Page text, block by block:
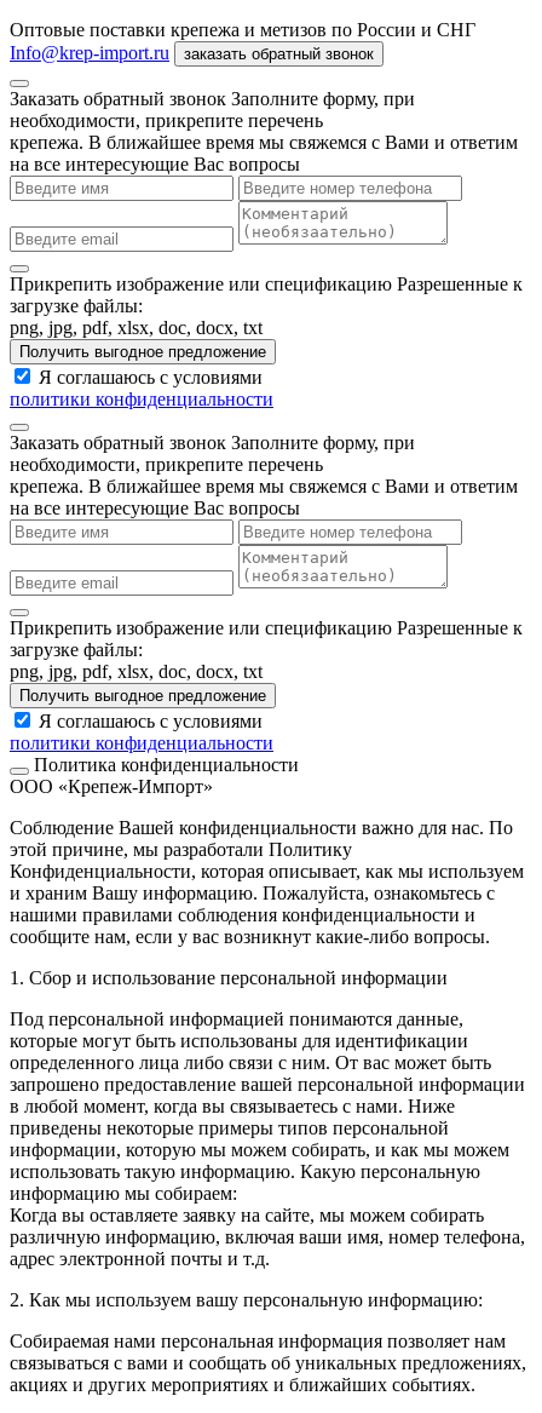
Оптовые поставки крепежа и метизов по России и СНГ
Info@krep-import.ru
заказать обратный звонок
Заказать обратный звонок Заполните форму, при
необходимости, прикрепите перечень
крепежа. В ближайшее время мы свяжемся с Вами и ответим
на все интересующие Вас вопросы
Прикрепить изображение или спецификацию Разрешенные к
загрузке файлы:
png, jpg, pdf, xlsx, doc, docx, txt
Получить выгодное предложение
Я соглашаюсь с условиями
политики конфиденциальности
Заказать обратный звонок Заполните форму, при
необходимости, прикрепите перечень
крепежа. В ближайшее время мы свяжемся с Вами и ответим
на все интересующие Вас вопросы
Прикрепить изображение или спецификацию Разрешенные к
загрузке файлы:
png, jpg, pdf, xlsx, doc, docx, txt
Получить выгодное предложение
Я соглашаюсь с условиями
политики конфиденциальности
Политика конфиденциальности
ООО «Крепеж-Импорт»
Соблюдение Вашей конфиденциальности важно для нас. По
этой причине, мы разработали Политику
Конфиденциальности, которая описывает, как мы используем
и храним Вашу информацию. Пожалуйста, ознакомьтесь с
нашими правилами соблюдения конфиденциальности и
сообщите нам, если у вас возникнут какие-либо вопросы.
1. Сбор и использование персональной информации
Под персональной информацией понимаются данные,
которые могут быть использованы для идентификации
определенного лица либо связи с ним. От вас может быть
запрошено предоставление вашей персональной информации
в любой момент, когда вы связываетесь с нами. Ниже
приведены некоторые примеры типов персональной
информации, которую мы можем собирать, и как мы можем
использовать такую информацию. Какую персональную
информацию мы собираем:
Когда вы оставляете заявку на сайте, мы можем собирать
различную информацию, включая ваши имя, номер телефона,
адрес электронной почты и т.д.
2. Как мы используем вашу персональную информацию:
Собираемая нами персональная информация позволяет нам
связываться с вами и сообщать об уникальных предложениях,
акциях и других мероприятиях и ближайших событиях.